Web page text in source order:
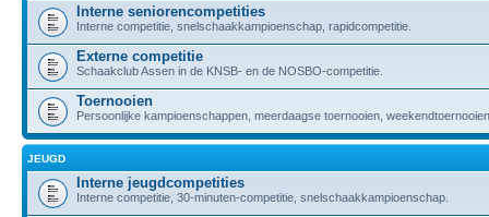
Interne seniorencompetities
Interne competitie, snelschaakkampioenschap, rapidcompetitie.
Externe competitie
Schaakclub Assen in de KNSB- en de NOSBO-competitie.
Toernooien
Persoonlijke kampioenschappen, meerdaagse toernooien,
JEUGD
Interne jeugdcompetities
Interne competitie, 30-minuten-competitie, snelschaakkampioenschap.